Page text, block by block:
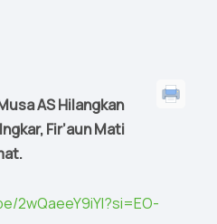
AS Hilangkan
Fir’aun Mati
2wQaeeY9iYI?si=EO-